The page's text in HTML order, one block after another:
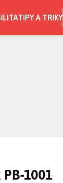
TIPY A TRIKY
1001